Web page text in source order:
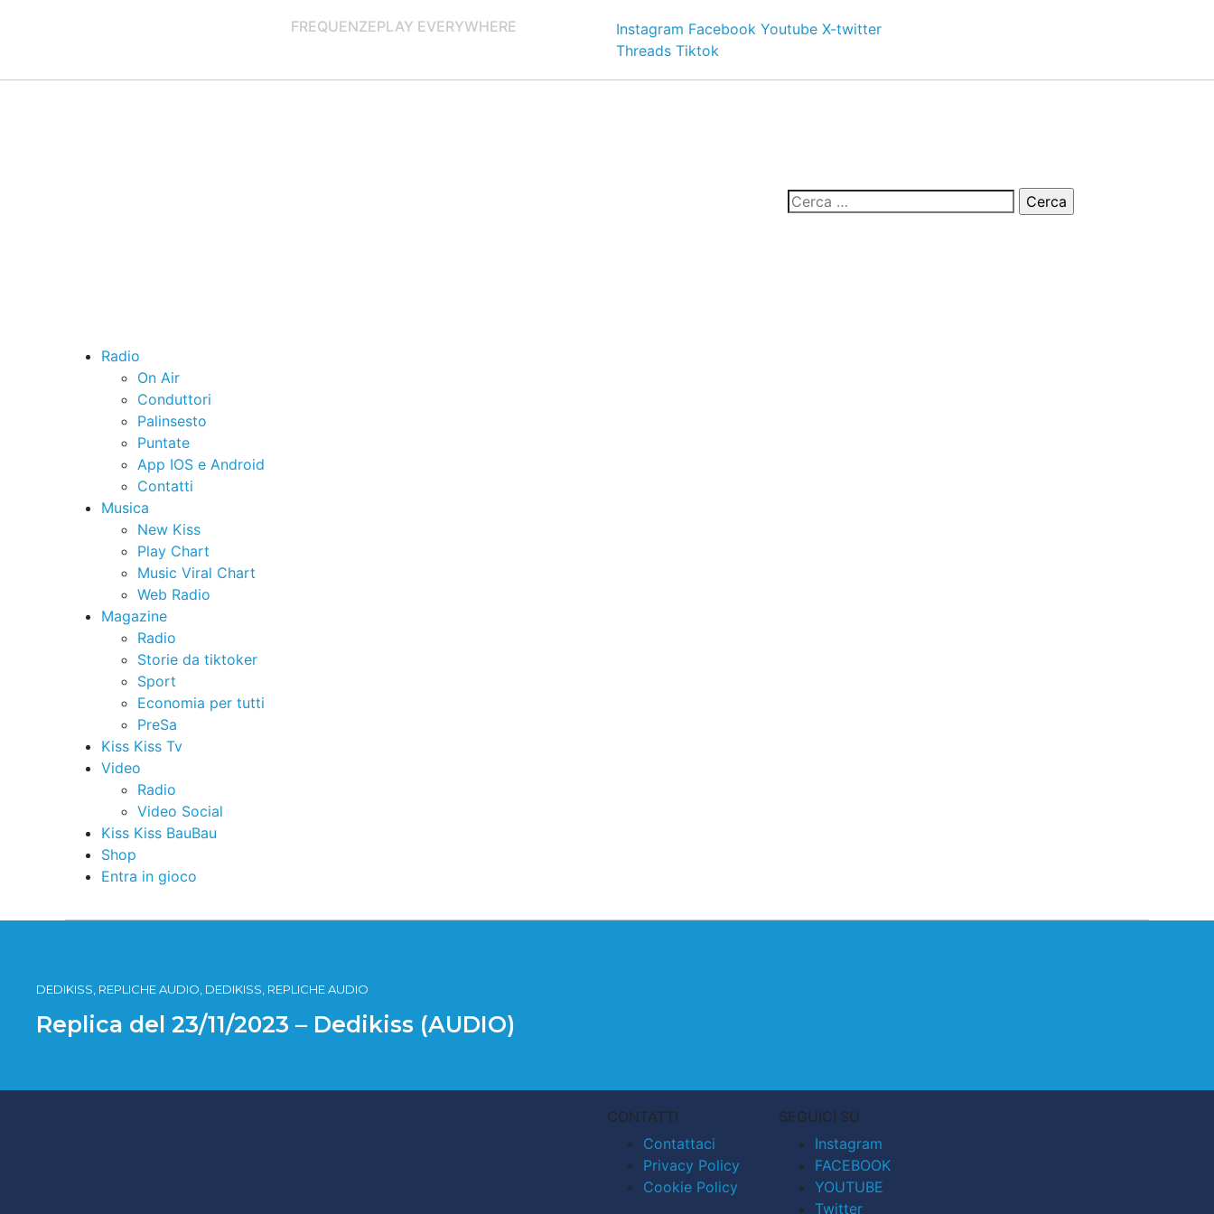
FREQUENZEPLAY EVERYWHERE Instagram Facebook Youtube X-twitter
Threads Tiktok
Radio
On Air
Conduttori
Palinsesto
Puntate
App IOS e Android
Contatti
Musica
New Kiss
Play Chart
Music Viral Chart
Web Radio
Magazine
Radio
Storie da tiktoker
Sport
Economia per tutti
PreSa
Kiss Kiss Tv
Video
Radio
Video Social
Kiss Kiss BauBau
Shop
Entra in gioco
DEDIKISS, REPLICHE AUDIO, DEDIKISS, REPLICHE AUDIO
Replica del 23/11/2023 – Dedikiss (AUDIO)
CONTATTI
Contattaci
Privacy Policy
Cookie Policy
SEGUICI SU
Instagram
FACEBOOK
YOUTUBE
Twitter